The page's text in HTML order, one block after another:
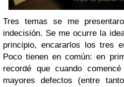
Tres temas se me
indecisión. Se me ocurre la
principio, encararlos los tres
Poco tienen en común: en
recordé que cuando
mayores defectos (entre